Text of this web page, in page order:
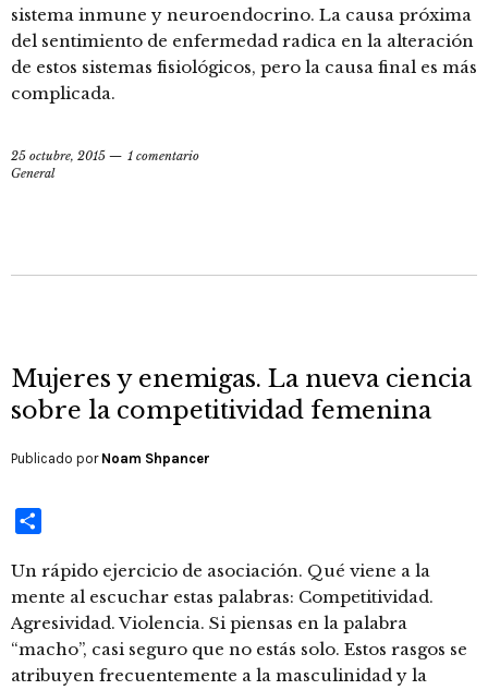
sistema inmune y neuroendocrino. La causa próxima
del sentimiento de enfermedad radica en la alteración
de estos sistemas fisiológicos, pero la causa final es más
complicada.
25 octubre, 2015
1 comentario
General
Mujeres y enemigas. La nueva ciencia
sobre la competitividad femenina
Publicado por Noam Shpancer
Un rápido ejercicio de asociación. Qué viene a la
mente al escuchar estas palabras: Competitividad.
Agresividad. Violencia. Si piensas en la palabra
“macho”, casi seguro que no estás solo. Estos rasgos se
atribuyen frecuentemente a la masculinidad y la